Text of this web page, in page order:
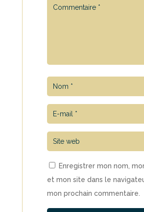
Enregistrer mon nom,
et mon site dans le
mon prochain commentaire.